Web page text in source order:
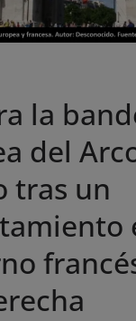
la
del
tras un